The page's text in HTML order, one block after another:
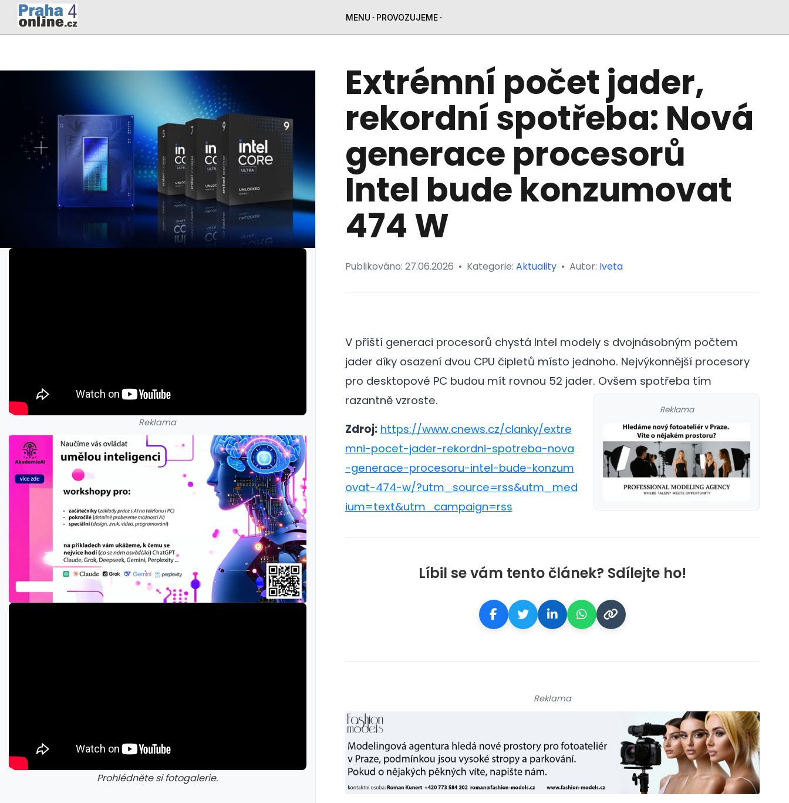
MENU PROVOZUJEME
Reklama
Prohlédněte si fotogalerie.
galerie: cviky galerie: cviky
Extrémní počet jader,
rekordní spotřeba: Nová
generace procesorů
Intel bude konzumovat
474 W
Publikováno: 27.06.2026 • Kategorie: Aktuality • Autor: Iveta
V příští generaci procesorů chystá Intel modely s dvojnásobným počtem
jader díky osazení dvou CPU čipletů místo jednoho. Nejvýkonnější procesory
pro desktopové PC budou mít rovnou 52 jader.
Reklama
Ovšem spotřeba tím
razantně vzroste.
Zdroj: https://www.cnews.cz/clanky/extre
mni-pocet-jader-rekordni-spotreba-nova
-generace-procesoru-intel-bude-konzum
ovat-474-w/?utm_source=rss&utm_med
ium=text&utm_campaign=rss
Líbil se vám tento článek? Sdílejte ho!
Reklama